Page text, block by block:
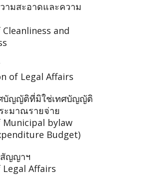
ามสะอาดและความ
and
of Legal Affairs
บัญญัติที่มิใช่เทศบัญญัติ
ะมาณรายจ่าย
Municipal bylaw
Budget)
ญญาฯ
Affairs